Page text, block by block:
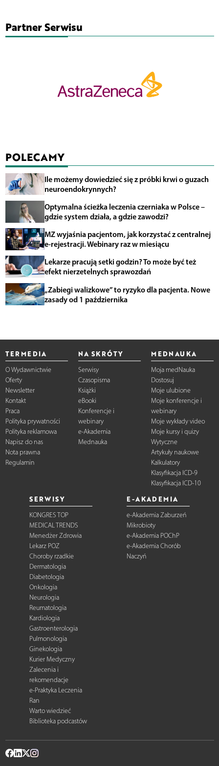
Partner Serwisu
POLECAMY
Ile możemy dowiedzieć się z próbki krwi o guzach
neuroendokrynnych?
Optymalna ścieżka leczenia czerniaka w Polsce –
gdzie system działa, a gdzie zawodzi?
MZ wyjaśnia pacjentom, jak korzystać z centralnej
e-rejestracji. Webinary raz w miesiącu
Lekarze pracują setki godzin? To może być też
efekt nierzetelnych sprawozdań
„Zabiegi walizkowe” to ryzyko dla pacjenta. Nowe
zasady od 1 października
TERMEDIA
O Wydawnictwie
Oferty
Newsletter
Kontakt
Praca
Polityka prywatności
Polityka reklamowa
Napisz do nas
Nota prawna
Regulamin
NA SKRÓTY
Serwisy
Czasopisma
Książki
eBooki
Konferencje i
webinary
e-Akademia
Mednauka
MEDNAUKA
Moja medNauka
Dostosuj
Moje ulubione
Moje konferencje i
webinary
Moje wykłady video
Moje kursy i quizy
Wytyczne
Artykuły naukowe
Kalkulatory
Klasyfikacja ICD-9
Klasyfikacja ICD-10
SERWISY
KONGRES TOP
MEDICAL TRENDS
Menedżer Zdrowia
Lekarz POZ
Choroby rzadkie
Dermatologia
Diabetologia
Onkologia
Neurologia
Reumatologia
Kardiologia
Gastroenterologia
Pulmonologia
Ginekologia
Kurier Medyczny
Zalecenia i
rekomendacje
e-Praktyka Leczenia
Ran
Warto wiedzieć
Biblioteka podcastów
E-AKADEMIA
e-Akademia Zaburzeń
Mikrobioty
e-Akademia POChP
e-Akademia Chorób
Naczyń